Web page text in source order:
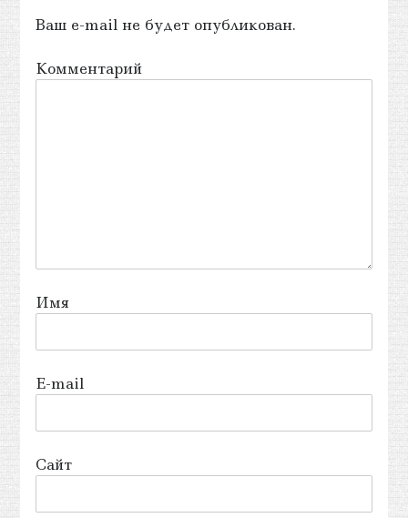
Ваш e-mail не будет опубликован.
Комментарий
Имя
E-mail
Сайт